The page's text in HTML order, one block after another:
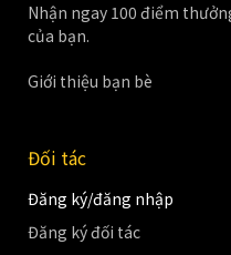
Nhận ngay 100 điểm
của bạn.
Giới thiệu bạn bè
Đối tác
Đăng ký/đăng nhập
Đăng ký đối tác